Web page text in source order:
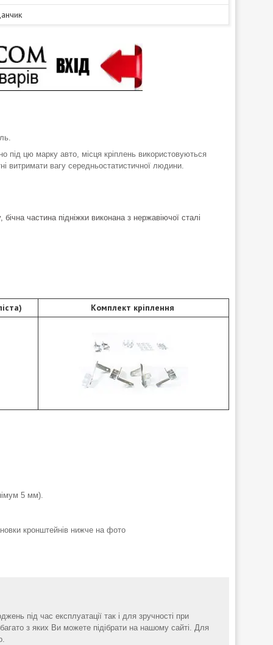
.
цю марку авто, місця кріплень використовуються
витримати вагу середньостатистичної людини.
частина підніжки виконана з нержавіючої сталі
Комплект кріплення
5 мм).
кронштейнів нижче на фото
під час експлуатації так і для зручності при
з яких Ви можете підібрати на нашому сайті. Для